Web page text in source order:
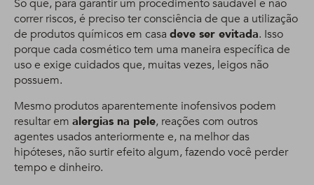
Só que, para garantir um procedimento saudável e não
correr riscos, é preciso ter consciência de que a utilização
de produtos químicos em casa deve ser evitada. Isso
porque cada cosmético tem uma maneira específica de
uso e exige cuidados que, muitas vezes, leigos não
possuem.
Mesmo produtos aparentemente inofensivos podem
resultar em alergias na pele, reações com outros
agentes usados anteriormente e, na melhor das
hipóteses, não surtir efeito algum, fazendo você perder
tempo e dinheiro.